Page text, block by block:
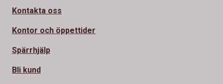
Kontakta oss
Kontor och öppettider
Spärrhjälp
Bli kund